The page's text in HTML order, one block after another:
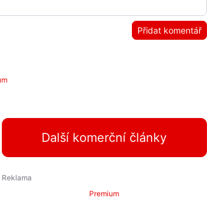
Přidat komentář
Další komerční články
Premium